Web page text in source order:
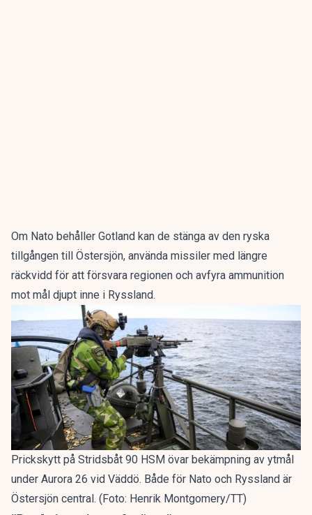
Om Nato behåller Gotland kan de stänga av den ryska
tillgången till Östersjön, använda missiler med längre
räckvidd för att försvara regionen och avfyra ammunition
mot mål djupt inne i Ryssland.
Prickskytt på Stridsbåt 90 HSM övar bekämpning av ytmål
under Aurora 26 vid Väddö. Både för Nato och Ryssland är
Östersjön central. (Foto: Henrik Montgomery/TT)